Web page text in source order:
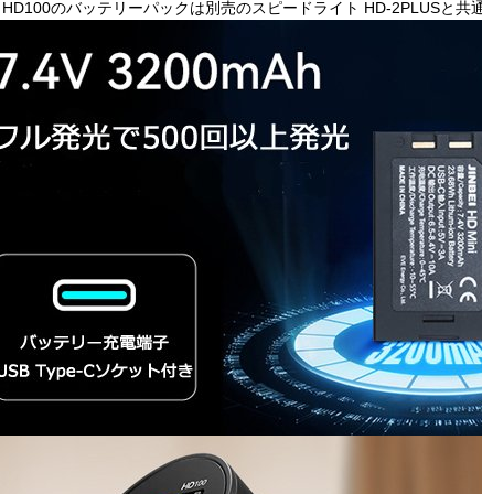
のバッテリーパックは別売のスピードライト HD-2PLUSと共